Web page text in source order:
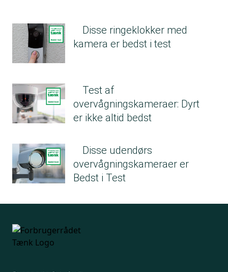
Disse ringeklokker med
kamera er bedst i test
Test af
overvågningskameraer: Dyrt
er ikke altid bedst
Disse udendørs
overvågningskameraer er
Bedst i Test